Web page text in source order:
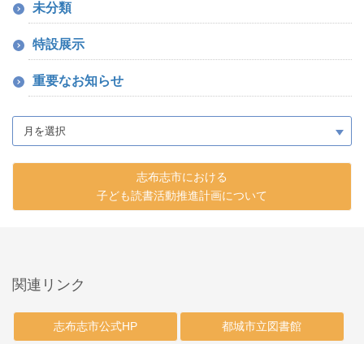
未分類
特設展示
重要なお知らせ
志布志市における
子ども読書活動推進計画について
関連リンク
志布志市公式HP 都城市立図書館